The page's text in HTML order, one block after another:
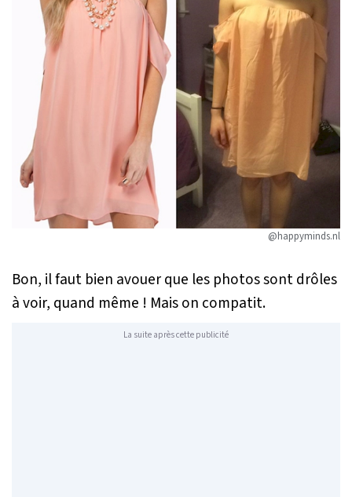
@happyminds.nl
Bon, il faut bien avouer que les photos sont drôles
à voir, quand même ! Mais on compatit.
La suite après cette publicité